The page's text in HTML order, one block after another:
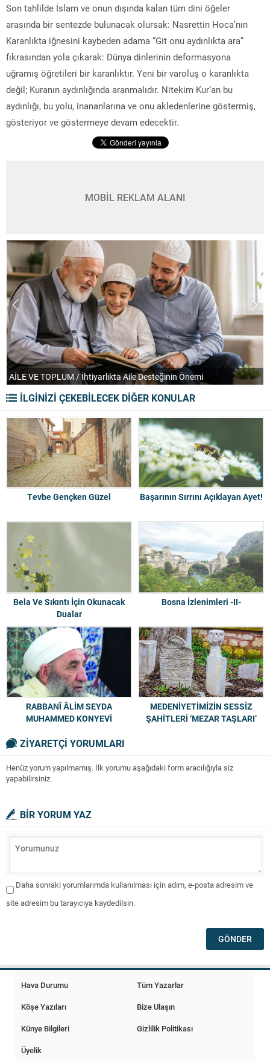
Son tahlilde İslam ve onun dışında kalan tüm dini öğeler
arasında bir sentezde bulunacak olursak: Nasrettin Hoca’nın
Karanlıkta iğnesini kaybeden adama “Git onu aydınlıkta ara”
fıkrasından yola çıkarak: Dünya dinlerinin deformasyona
uğramış öğretileri bir karanlıktır. Yeni bir varoluş o karanlıkta
değil; Kuranın aydınlığında aranmalıdır. Nitekim Kur’an bu
aydınlığı, bu yolu, inananlarına ve onu akledenlerine göstermiş,
gösteriyor ve göstermeye devam edecektir.
MOBİL REKLAM ALANI
AİLE VE TOPLUM / İhtiyarlıkta Aile Desteğinin Önemi
İLGİNİZİ ÇEKEBİLECEK DİĞER KONULAR
Tevbe Gençken Güzel Başarının Sırrını Açıklayan Ayet!
Bela Ve Sıkıntı İçin Okunacak
Dualar
Bosna İzlenimleri -II-
RABBANÎ ÂLİM SEYDA
MUHAMMED KONYEVİ
SOHBETLERİNDEN KESİTLER
MEDENİYETİMİZİN SESSİZ
ŞAHİTLERİ ‘MEZAR TAŞLARI’
ZİYARETÇİ YORUMLARI
Henüz yorum yapılmamış. İlk yorumu aşağıdaki form aracılığıyla siz
yapabilirsiniz.
BİR YORUM YAZ
Daha sonraki yorumlarımda kullanılması için adım, e-posta adresim ve
site adresim bu tarayıcıya kaydedilsin.
Hava Durumu
Tüm Yazarlar
Köşe Yazıları
Bize Ulaşın
Künye Bilgileri
Gizlilik Politikası
Üyelik